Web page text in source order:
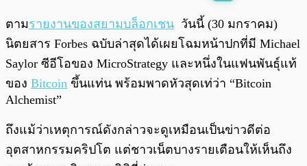
ตามรายงานของสยามบล็อกเชน วันนี้ (30 มกราคม)
นิตยสาร Forbes ฉบับล่าสุดได้เผยโฉมหน้าปกที่มี Michael
Saylor ซีอีโอของ MicroStrategy และหนึ่งในแฟนพันธุ์แท้
ของ Bitcoin ขึ้นแท่น พร้อมพาดหัวสุดเท่ว่า “Bitcoin
Alchemist”
ถึงแม้ว่าเหตุการณ์ดังกล่าวจะดูเหมือนเป็นข่าวดีต่อ
อุตสาหกรรมคริปโต แต่ชาวเน็ตบางรายเตือนให้เห็นถึง